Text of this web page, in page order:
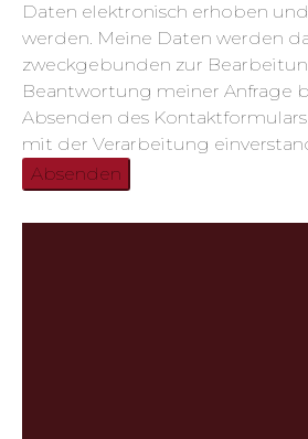
Daten elektronisch erhoben
werden. Meine Daten werden
zweckgebunden zur
Beantwortung meiner Anfrage
Absenden des
mit der Verarbeitung